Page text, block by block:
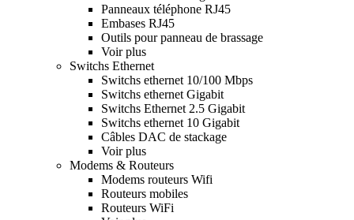
Panneaux téléphone RJ45
Embases RJ45
Outils pour panneau de brassage
Voir plus
Switchs Ethernet
Switchs ethernet 10/100 Mbps
Switchs ethernet Gigabit
Switchs Ethernet 2.5 Gigabit
Switchs ethernet 10 Gigabit
Câbles DAC de stackage
Voir plus
Modems & Routeurs
Modems routeurs Wifi
Routeurs mobiles
Routeurs WiFi